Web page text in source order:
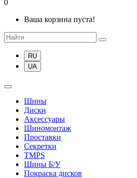
0
Ваша корзина пуста!
RU
UA
Шины
Диски
Аксессуары
Шиномонтаж
Проставки
Секретки
TMPS
Шины Б/У
Покраска дисков